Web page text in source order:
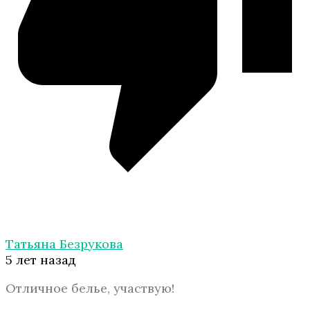
Татьяна Безрукова
5 лет назад
Отличное белье, участвую!